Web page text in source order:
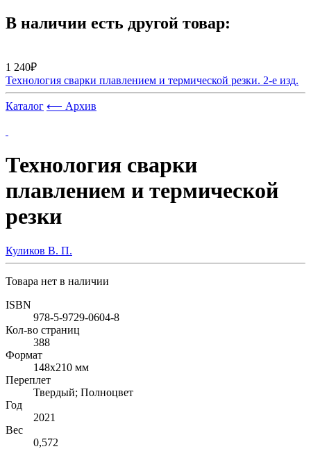
В наличии есть другой товар:
1 240₽
Технология сварки плавлением и термической резки. 2-е изд.
Каталог ⟵ Архив
Технология сварки
плавлением и термической
резки
Куликов В. П.
Товара нет в наличии
ISBN
978-5-9729-0604-8
Кол-во страниц
388
Формат
148x210 мм
Переплет
Твердый; Полноцвет
Год
2021
Вес
0,572